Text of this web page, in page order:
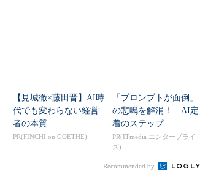
【見城徹×藤田晋】AI時
代でも変わらない経営
者の本質
PR(FINCHI on GOETHE)
「プロンプトが面倒」
の悲鳴を解消！ AI定
着のステップ
PR(ITmedia エンタープライ
ズ)
Recommended by